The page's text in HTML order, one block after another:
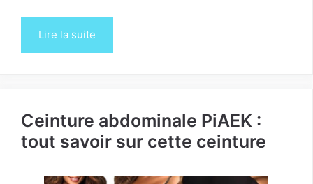
Lire la suite
Ceinture abdominale PiAEK :
tout savoir sur cette ceinture